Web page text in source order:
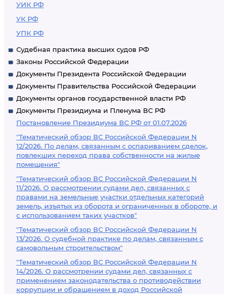
УИК РФ
УК РФ
УПК РФ
Судебная практика высших судов РФ
Законы Российской Федерации
Документы Президента Российской Федерации
Документы Правительства Российской Федерации
Документы органов государственной власти РФ
Документы Президиума и Пленума ВС РФ
Постановление Президиума ВС РФ от 01.07.2026
"Тематический обзор ВС Российской Федерации N
12/2026. По делам, связанным с оспариванием сделок,
повлекших переход права собственности на жилые
помещения"
"Тематический обзор ВС Российской Федерации N
11/2026. О рассмотрении судами дел, связанных с
правами на земельные участки отдельных категорий
земель, изъятых из оборота и ограниченных в обороте, и
с использованием таких участков"
"Тематический обзор ВС Российской Федерации N
13/2026. О судебной практике по делам, связанным с
самовольным строительством"
"Тематический обзор ВС Российской Федерации N
14/2026. О рассмотрении судами дел, связанных с
применением законодательства о противодействии
коррупции и обращением в доход Российской